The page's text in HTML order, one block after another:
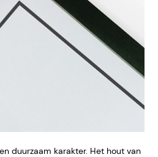
duurzaam karakter. Het hout van